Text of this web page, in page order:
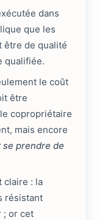
dans
que les
être de qualité
qualifiée.
le coût
être
copropriétaire
mais encore
se prendre de
claire : la
résistant
; or cet